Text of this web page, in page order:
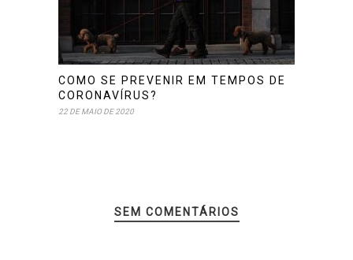
COMO SE PREVENIR EM TEMPOS DE
CORONAVÍRUS?
22 DE MAIO DE 2020
SEM COMENTÁRIOS